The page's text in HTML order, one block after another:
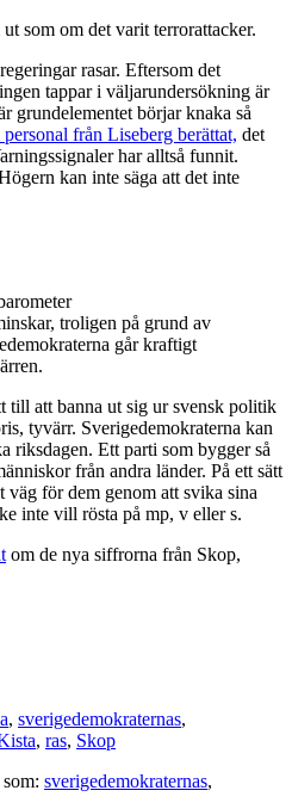
som om det varit terrorattacker.
rasar. Eftersom det
tappar i väljarundersökning är
grundelementet börjar knaka så
personal från Liseberg berättat, det
har alltså funnit.
kan inte säga att det inte
troligen på grund av
går kraftigt
till att banna ut sig ur svensk politik
tyvärr. Sverigedemokraterna kan
riksdagen. Ett parti som bygger så
från andra länder. På ett sätt
väg för dem genom att svika sina
inte vill rösta på mp, v eller s.
om de nya siffrorna från Skop,
, sverigedemokraternas,
, ras, Skop
sverigedemokraternas,